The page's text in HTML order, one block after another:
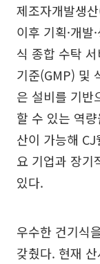
제조자개발생
이후 기획·개발
식 종합 수탁
기준(GMP) 및
은 설비를 기반
할 수 있는 역
산이 가능해
요 기업과 장기
있다.
우수한 건기식
갖췄다. 현재